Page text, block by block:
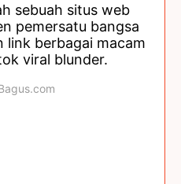
sebuah situs web
pemersatu bangsa
link berbagai macam
viral blunder.